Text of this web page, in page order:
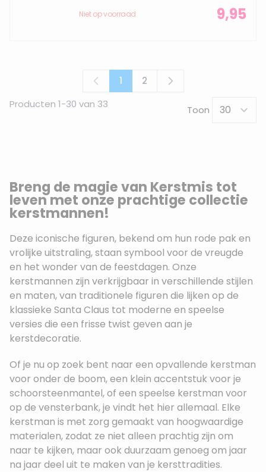
Niet op voorraad 9,95
Producten 1-30 van 33
U lees momenteel pagina
1 Pagina
2
Toon
Breng de magie van Kerstmis tot
leven met onze prachtige collectie
kerstmannen!
Deze iconische figuren, bekend om hun rode pak en
vrolijke uitstraling, staan symbool voor de vreugde
en het wonder van de feestdagen. Onze
kerstmannen zijn verkrijgbaar in verschillende stijlen
en maten, van traditionele figuren die lijken op de
klassieke Santa Claus tot moderne en speelse
versies die een frisse twist geven aan je
kerstdecoratie.
Of je nu op zoek bent naar een opvallende kerstman
voor onder de boom, een klein accentstuk voor je
schoorsteenmantel, of een speelse kerstman voor
op de vensterbank, je vindt het hier allemaal. Elke
kerstman is met zorg gemaakt van hoogwaardige
materialen, zodat ze niet alleen prachtig zijn om
naar te kijken, maar ook duurzaam genoeg om jaar
na jaar deel uit te maken van je kersttradities.